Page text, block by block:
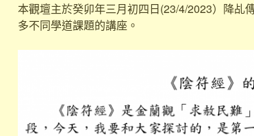
本觀壇主於癸卯年三月初四日(23/4/2023）降乩
多不同學道課題的講座。